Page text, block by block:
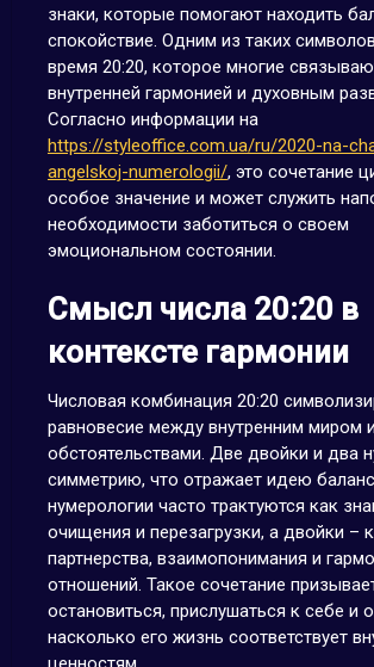
знаки, которые помогают находить
спокойствие. Одним из таких
время 20:20, которое многие
внутренней гармонией и духовным
Согласно информации на
https://styleoffice.com.ua/ru/2020-na-
angelskoj-numerologii/, это сочетание
особое значение и может служить
необходимости заботиться о своем
эмоциональном состоянии.
Смысл числа 20:20 в
контексте гармонии
Числовая комбинация 20:20
равновесие между внутренним миром
обстоятельствами. Две двойки и два
симметрию, что отражает идею
нумерологии часто трактуются как
очищения и перезагрузки, а двойки –
партнерства, взаимопонимания и
отношений. Такое сочетание
остановиться, прислушаться к себе и
насколько его жизнь соответствует